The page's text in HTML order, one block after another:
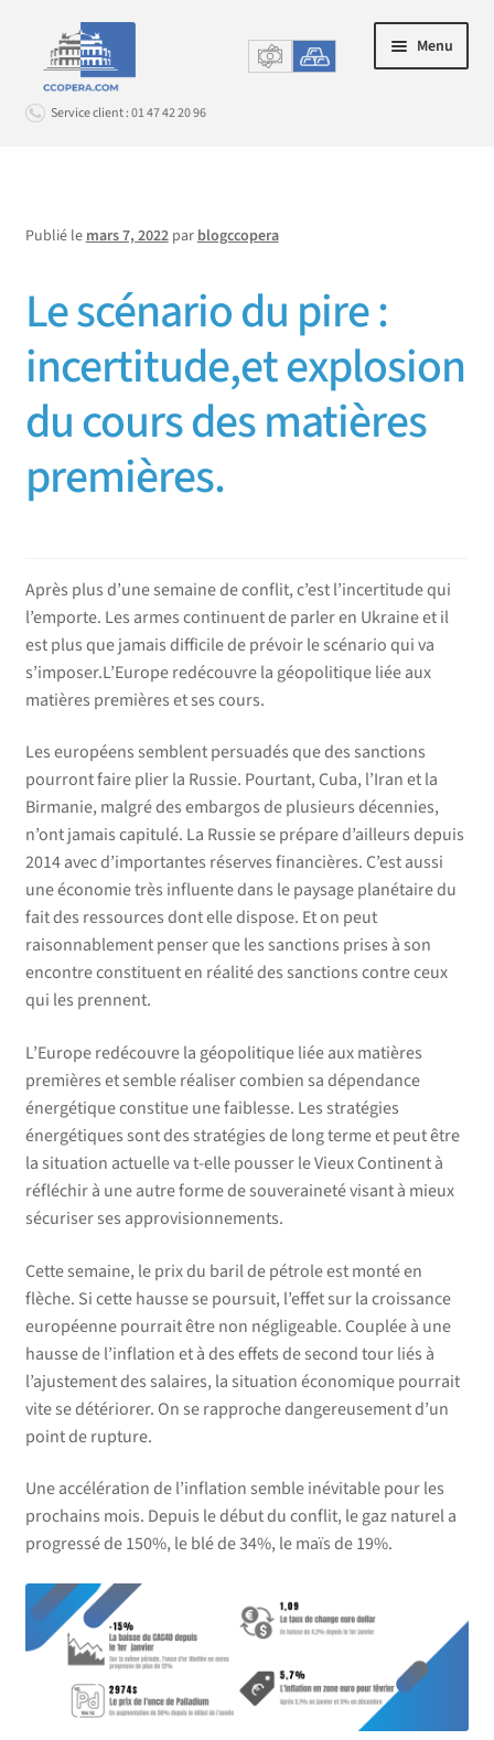
navigation
contenu
Service client : 01 47 42 20 96
Menu
ARGENT MÉTAL & PLATINOÏDES
menu
RACHAT D’OR
Ouvrir
INFOS
Publié le mars 7, 2022 par blogccopera
Le scénario du pire :
incertitude,et explosion
du cours des matières
premières.
Après plus d’une semaine de conflit, c’est l’incertitude qui
l’emporte. Les armes continuent de parler en Ukraine et il
est plus que jamais difficile de prévoir le scénario qui va
s’imposer.L’Europe redécouvre la géopolitique liée aux
matières premières et ses cours.
Les européens semblent persuadés que des sanctions
pourront faire plier la Russie. Pourtant, Cuba, l’Iran et la
Birmanie, malgré des embargos de plusieurs décennies,
n’ont jamais capitulé. La Russie se prépare d’ailleurs depuis
2014 avec d’importantes réserves financières. C’est aussi
une économie très influente dans le paysage planétaire du
fait des ressources dont elle dispose. Et on peut
raisonnablement penser que les sanctions prises à son
encontre constituent en réalité des sanctions contre ceux
qui les prennent.
L’Europe redécouvre la géopolitique liée aux matières
premières et semble réaliser combien sa dépendance
énergétique constitue une faiblesse. Les stratégies
énergétiques sont des stratégies de long terme et peut être
la situation actuelle va t-elle pousser le Vieux Continent à
réfléchir à une autre forme de souveraineté visant à mieux
sécuriser ses approvisionnements.
Cette semaine, le prix du baril de pétrole est monté en
flèche. Si cette hausse se poursuit, l’effet sur la croissance
européenne pourrait être non négligeable. Couplée à une
hausse de l’inflation et à des effets de second tour liés à
l’ajustement des salaires, la situation économique pourrait
vite se détériorer. On se rapproche dangereusement d’un
point de rupture.
Une accélération de l’inflation semble inévitable pour les
prochains mois. Depuis le début du conflit, le gaz naturel a
progressé de 150%, le blé de 34%, le maïs de 19%.